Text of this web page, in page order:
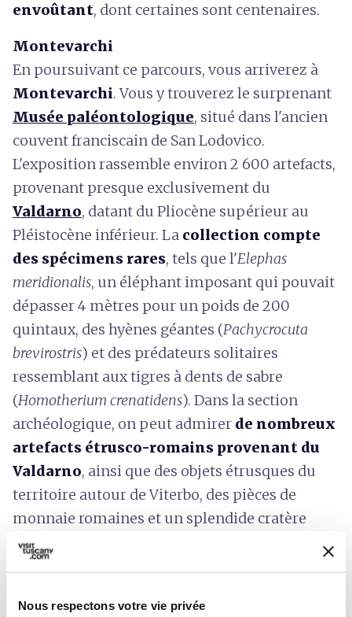
Nous respectons votre vie privée
envoûtant, dont certaines sont centenaires.
Montevarchi
En poursuivant ce parcours, vous arriverez à
Montevarchi. Vous y trouverez le surprenant
Musée paléontologique, situé dans l'ancien
couvent franciscain de San Lodovico.
L'exposition rassemble environ 2 600 artefacts,
provenant presque exclusivement du
Valdarno, datant du Pliocène supérieur au
Pléistocène inférieur. La collection compte
des spécimens rares, tels que l'Elephas
meridionalis, un éléphant imposant qui pouvait
dépasser 4 mètres pour un poids de 200
quintaux, des hyènes géantes (Pachycrocuta
brevirostris) et des prédateurs solitaires
ressemblant aux tigres à dents de sabre
(Homotherium crenatidens). Dans la section
archéologique, on peut admirer de nombreux
artefacts étrusco-romains provenant du
Valdarno, ainsi que des objets étrusques du
territoire autour de Viterbo, des pièces de
monnaie romaines et un splendide cratère
kelebe de Volterra (vase funéraire) datant du
IIIe-IVe siècle avant J.-C.
quelque chose de plus « récent », vous pouvez